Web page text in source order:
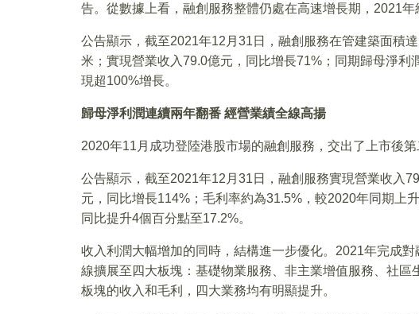
告。從數據上看，融創服務整體仍處在高速增長期，2021年
公告顯示，截至2021年12月31日，融創服務在管建築面積
米；實現營業收入79.0億元，同比增長71%；同期歸母淨
現超100%增長。
歸母淨利潤連續兩年翻番 經營業績全線高揚
2020年11月成功登陸港股市場的融創服務，交出了上市後第
公告顯示，截至2021年12月31日，融創服務實現營業收入
元，同比增長114%；毛利率約為31.5%，較2020年同期上
同比提升4個百分點至17.2%。
收入利潤大幅增加的同時，結構進一步優化。2021年完成
線擴展至四大板塊：基礎物業服務、非主業增值服務、社
板塊的收入和毛利，四大業務均有明顯提升。